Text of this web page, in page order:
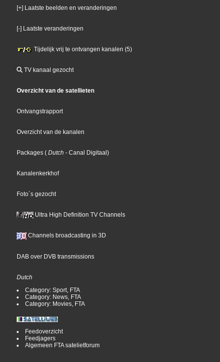
[+] Laatste beelden en veranderingen
[-] Laatste veranderingen
Tijdelijk vrij te ontvangen kanalen (5)
TV kanaal gezocht
Overzicht van de satellieten
Ontvangstrapport
Overzicht van de kanalen
Packages ( Dutch - Canal Digitaal)
Kanalenkerkhof
Foto´s gezocht
Ultra High Definition TV Channels
Channels broadcasting in 3D
DAB over DVB transmissions
Dutch
Category: Sport, FTA
Category: News, FTA
Category: Movies, FTA
Feedoverzicht
Feedjagers
Algemeen FTA satelietforum